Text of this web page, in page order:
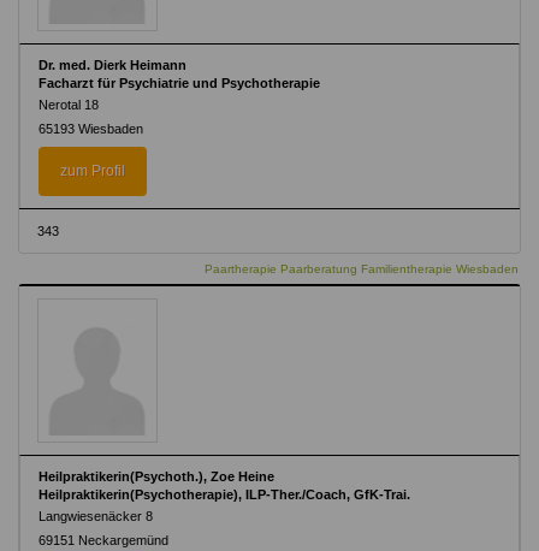
Dr. med. Dierk Heimann
Facharzt für Psychiatrie und Psychotherapie
Nerotal 18
65193 Wiesbaden
zum Profil
343
Paartherapie Paarberatung Familientherapie Wiesbaden
Heilpraktikerin(Psychoth.), Zoe Heine
Heilpraktikerin(Psychotherapie), ILP-Ther./Coach, GfK-Trai.
Langwiesenäcker 8
69151 Neckargemünd